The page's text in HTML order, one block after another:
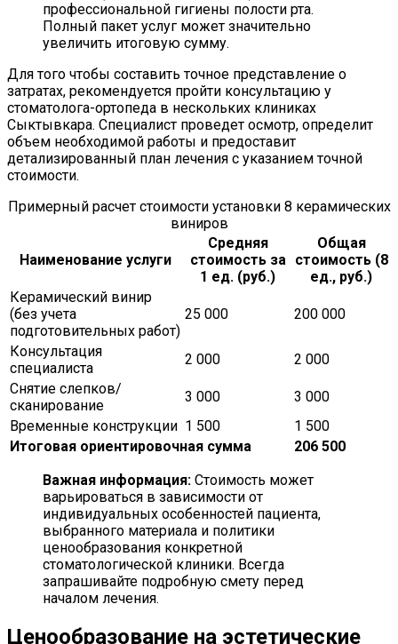
профессиональной гигиены полости рта.
Полный пакет услуг может значительно
увеличить итоговую сумму.
Для того чтобы составить точное представление о
затратах, рекомендуется пройти консультацию у
стоматолога-ортопеда в нескольких клиниках
Сыктывкара. Специалист проведет осмотр, определит
объем необходимой работы и предоставит
детализированный план лечения с указанием точной
стоимости.
Примерный расчет стоимости установки 8 керамических
виниров
Наименование услуги
Средняя
стоимость за
1 ед. (руб.)
Общая
стоимость (8
ед., руб.)
Керамический винир
(без учета
подготовительных работ)
25 000 200 000
Консультация
специалиста
2 000
2 000
Снятие слепков/
сканирование
3 000
3 000
Временные конструкции 1 500
1 500
Итоговая ориентировочная сумма
206 500
Важная информация: Стоимость может
варьироваться в зависимости от
индивидуальных особенностей пациента,
выбранного материала и политики
ценообразования конкретной
стоматологической клиники. Всегда
запрашивайте подробную смету перед
началом лечения.
Ценообразование на эстетические